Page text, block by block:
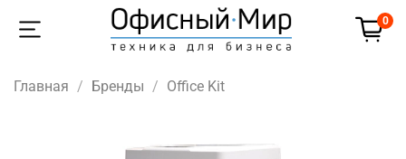
0
Главная Бренды Office Kit